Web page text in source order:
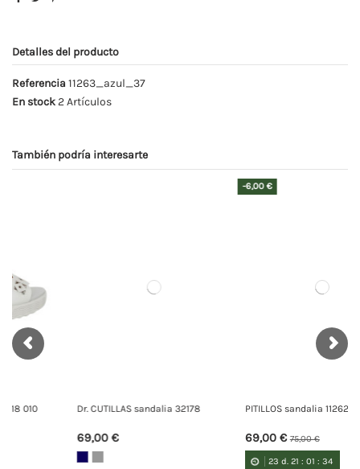
Detalles del producto
Referencia 11263_azul_37
En stock 2 Artículos
También podría interesarte
Dr. CUTILLAS sandalia 32178 PITILLOS sandalia 11262
75,00 €
:01 34